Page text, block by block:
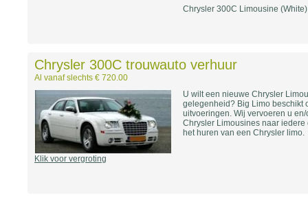
Chrysler 300C Limousine
Chrysler 300C trouwauto verhuur
Al vanaf slechts € 720.00
Klik voor vergroting
U wilt een nieuwe Chrysler
gelegenheid? Big Limo beschikt
uitvoeringen. Wij vervoeren u
Chrysler Limousines naar
het huren van een Chrysler limo.